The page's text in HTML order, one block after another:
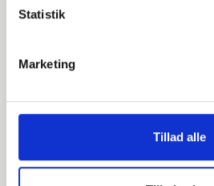
Statistik
Marketing
Tillad alle
EN 1092-1 T:02 A PN10-40 ISO